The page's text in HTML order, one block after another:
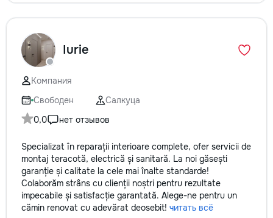
Iurie
Компания
Свободен
Салкуца
0,0
нет отзывов
Specializat în reparații interioare complete, ofer servicii de
montaj teracotă, electrică și sanitară. La noi găsești
garanție și calitate la cele mai înalte standarde!
Colaborăm strâns cu clienții noștri pentru rezultate
impecabile și satisfacție garantată. Alege-ne pentru un
cămin renovat cu adevărat deosebit! читать всё